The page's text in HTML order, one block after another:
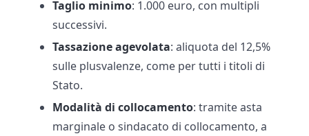
Taglio minimo: 1.000 euro, con multipli
successivi.
Tassazione agevolata: aliquota del 12,5%
sulle plusvalenze, come per tutti i titoli di
Stato.
Modalità di collocamento: tramite asta
marginale o sindacato di collocamento, a